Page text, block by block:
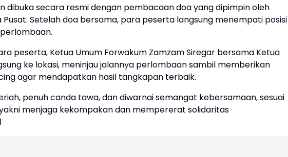
dibuka secara resmi dengan pembacaan doa yang dipimpin oleh
Pusat. Setelah doa bersama, para peserta langsung menempati posisi
peserta, Ketua Umum Forwakum Zamzam Siregar bersama Ketua
ke lokasi, meninjau jalannya perlombaan sambil memberikan
agar mendapatkan hasil tangkapan terbaik.
penuh canda tawa, dan diwarnai semangat kebersamaan, sesuai
menjaga kekompakan dan mempererat solidaritas